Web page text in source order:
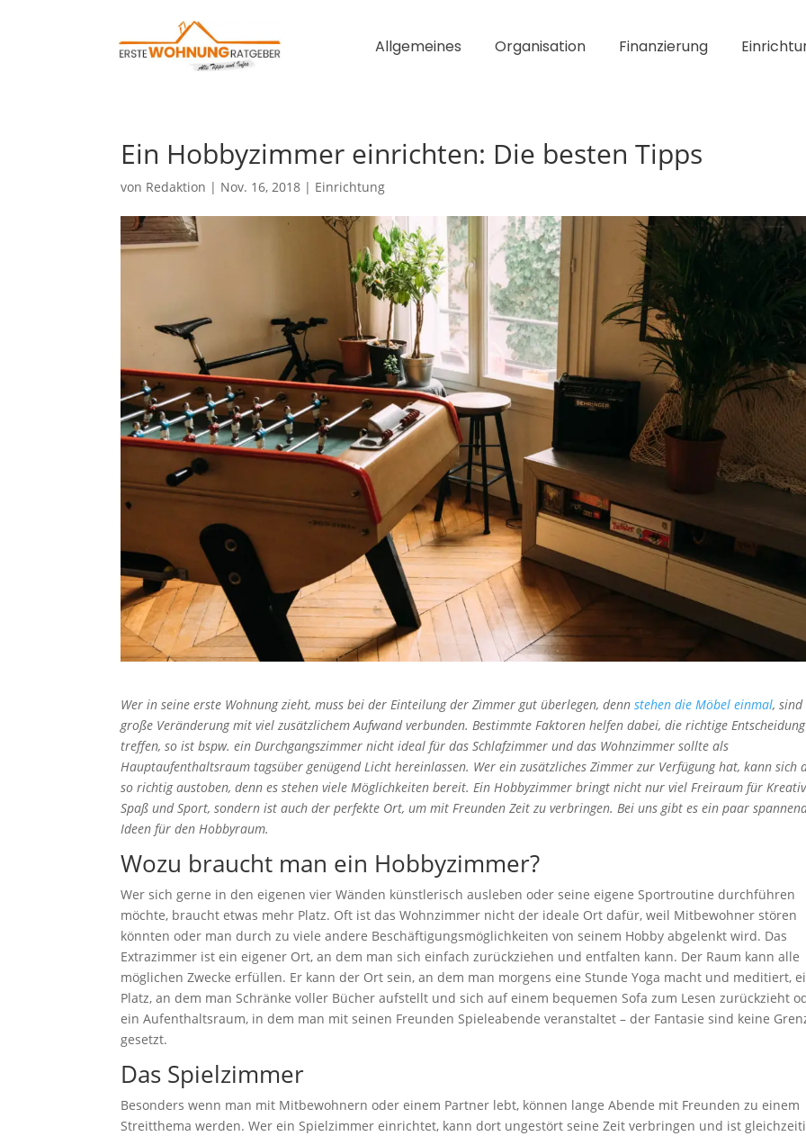
Allgemeines Organisation Finanzierung
Ein Hobbyzimmer einrichten: Die besten Tipps
von Redaktion | Nov. 16, 2018 | Einrichtung
Wer in seine erste Wohnung zieht, muss bei der Einteilung der Zimmer gut überlegen, dennstehen die Möbel einmal, sind
große Veränderung mit viel zusätzlichem Aufwand verbunden. Bestimmte Faktoren helfen dabei, die richtige
treffen, so ist bspw. ein Durchgangszimmer nicht ideal für das Schlafzimmer und das Wohnzimmer sollte als
Hauptaufenthaltsraum tagsüber genügend Licht hereinlassen. Wer ein zusätzliches Zimmer zur Verfügung hat, kann sich
so richtig austoben, denn es stehen viele Möglichkeiten bereit. Ein Hobbyzimmer bringt nicht nur viel Freiraum für
Spaß und Sport, sondern ist auch der perfekte Ort, um mit Freunden Zeit zu verbringen. Bei uns gibt es ein paar
Ideen für den Hobbyraum.
Wozu braucht man ein Hobbyzimmer?
Wer sich gerne in den eigenen vier Wänden künstlerisch ausleben oder seine eigene Sportroutine durchführen
möchte, braucht etwas mehr Platz. Oft ist das Wohnzimmer nicht der ideale Ort dafür, weil Mitbewohner stören
könnten oder man durch zu viele andere Beschäftigungsmöglichkeiten von seinem Hobby abgelenkt wird. Das
Extrazimmer ist ein eigener Ort, an dem man sich einfach zurückziehen und entfalten kann. Der Raum kann alle
möglichen Zwecke erfüllen. Er kann der Ort sein, an dem man morgens eine Stunde Yoga macht und meditiert,
Platz, an dem man Schränke voller Bücher aufstellt und sich auf einem bequemen Sofa zum Lesen zurückzieht
ein Aufenthaltsraum, in dem man mit seinen Freunden Spieleabende veranstaltet – der Fantasie sind keine
gesetzt.
Das Spielzimmer
Besonders wenn man mit Mitbewohnern oder einem Partner lebt, können lange Abende mit Freunden zu einem
Streitthema werden. Wer ein Spielzimmer einrichtet, kann dort ungestört seine Zeit verbringen und ist